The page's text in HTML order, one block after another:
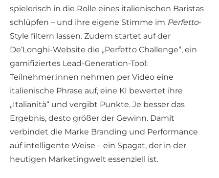
spielerisch in die Rolle eines italienischen Baristas
schlüpfen – und ihre eigene Stimme im Perfetto-
Style filtern lassen. Zudem startet auf der
De’Longhi-Website die „Perfetto Challenge“, ein
gamifiziertes Lead-Generation-Tool:
Teilnehmer:innen nehmen per Video eine
italienische Phrase auf, eine KI bewertet ihre
„Italianità“ und vergibt Punkte. Je besser das
Ergebnis, desto größer der Gewinn. Damit
verbindet die Marke Branding und Performance
auf intelligente Weise – ein Spagat, der in der
heutigen Marketingwelt essenziell ist.